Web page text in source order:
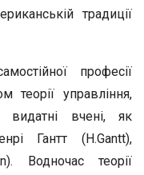
традиції
професії
теорії управління,
видатні вчені, як
Гантт (H.Gantt),
Водночас теорії